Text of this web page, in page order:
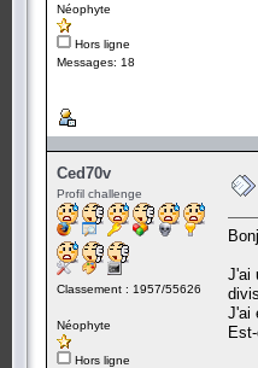
Néophyte
Hors ligne
Messages: 18
Ced70v
Profil challenge
Classement : 1957/55626
Néophyte
Hors ligne
J'ai
J'ai